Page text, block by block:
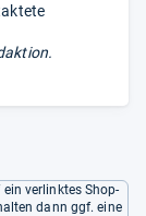
verlinktes Shop-
dann ggf. eine